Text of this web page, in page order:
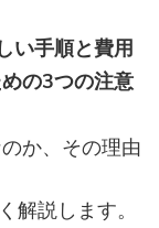
い手順と費用
めの3つの注意
か、その理由
解説します。